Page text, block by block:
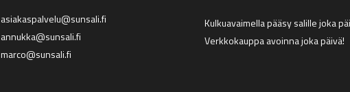
asiakaspalvelu@sunsali.fi
annukka@sunsali.fi
marco@sunsali.fi
Kulkuavaimella pääsy salille joka
Verkkokauppa avoinna joka päivä!